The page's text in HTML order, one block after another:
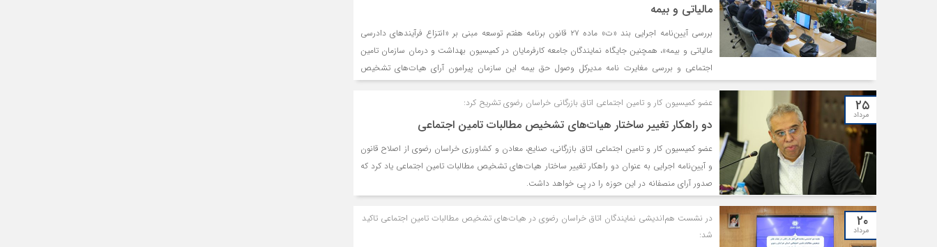
مالیاتی و بیمه
بررسی آیین‌نامه اجرایی بند «ت» ماده ۲۷ قانون برنامه هفتم توسعه مبنی بر «انتزاع فرآیندهای دادرسی
مالیاتی و بیمه»، همچنین جایگاه نمایندگان جامعه کارفرمایان در کمیسیون بهداشت و درمان سازمان تامین
اجتماعی و بررسی مغایرت نامه مدیرکل وصول حق بیمه این سازمان پیرامون آرای هیات‌های تشخیص
مطالبات، موضوعات محوری پنجمین جلسه کمیسیون کار و تامین اجتماعی اتاق بازرگانی خراسان رضوی بود
که با حضور رئیس کمیسیون مالیات، کار و تامین اجتماعی اتاق ایران برگزار شد.
۲۵
مرداد
عضو کمیسیون کار و تامین اجتماعی اتاق بازرگانی خراسان رضوی تشریح کرد:
دو راهکار تغییر ساختار هیات‌های تشخیص مطالبات تامین اجتماعی
عضو کمیسیون کار و تامین اجتماعی اتاق بازرگانی، صنایع، معادن و کشاورزی خراسان رضوی از اصلاح قانون
و آیین‌نامه اجرایی به عنوان دو راهکار تغییر ساختار هیات‌های تشخیص مطالبات تامین اجتماعی یاد کرد که
صدور آرای منصفانه در این حوزه را در پِی خواهد داشت.
۲۰
مرداد
در نشست هم‌اندیشی نمایندگان اتاق خراسان رضوی در هیات‌های تشخیص مطالبات تامین اجتماعی تاکید
شد: